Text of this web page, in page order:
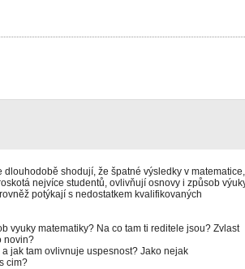
dlouhodobě shodují, že špatné výsledky v matematice,
nejvíce studentů, ovlivňují osnovy i způsob
potýkají s nedostatkem kvalifikovaných
vyuky matematiky? Na co tam ti reditele jsou? Zvlast
novin?
a jak tam ovlivnuje uspesnost? Jako nejak
cim?